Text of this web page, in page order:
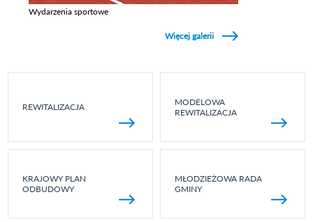
Wydarzenia sportowe
Więcej galerii
REWITALIZACJA
MODELOWA
REWITALIZACJA
KRAJOWY PLAN
ODBUDOWY
MŁODZIEŻOWA RADA
GMINY